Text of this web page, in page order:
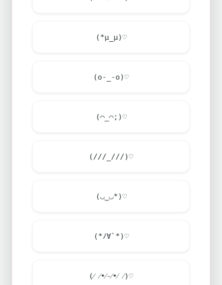
(*μ_μ)♡
(o-_-o)♡
(⌒_⌒;)♡
(///_///)♡
(◡‿◡*)♡
(*ﾉ∀`*)♡
(⁄ ⁄•⁄-⁄•⁄ ⁄)♡